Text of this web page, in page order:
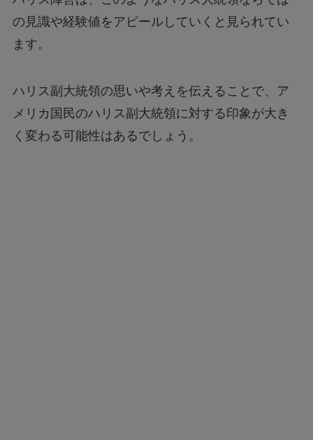
の見識や経験値をアピールしていくと見られてい
ます。
ハリス副大統領の思いや考えを伝えることで、ア
メリカ国民のハリス副大統領に対する印象が大き
く変わる可能性はあるでしょう。